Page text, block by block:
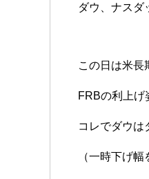
ダウ、ナスダ
この日は米長
FRBの利上げ
コレでダウは
（一時下げ幅